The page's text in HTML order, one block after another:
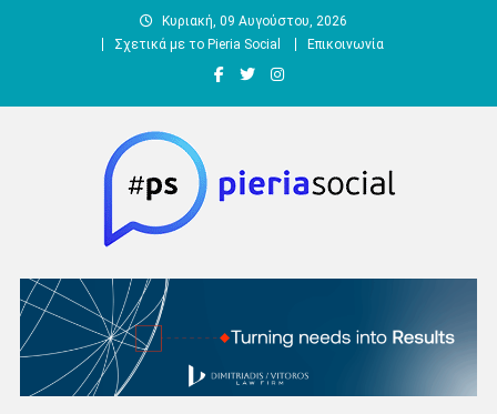
Κυριακή, 09 Αυγούστου, 2026
Σχετικά με το Pieria Social
Επικοινωνία
Pieria Social